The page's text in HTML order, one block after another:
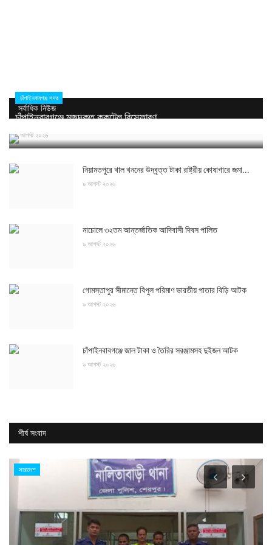
সর্বাধিক নিউজ
চাঁপাইনবাবগঞ্জ সদর
চাঁপাইনবাবগঞ্জে মজুদকৃত ককটেল বিস্ফোরণ
৯ আগস্ট ২০২৬
নিয়ামতপুরে খাল খননের উদ্বৃত্ত টাকা রাষ্ট্রীয় কোষাগারে জমা...
৯ আগস্ট ২০২৬
নাচোলে ৩২তম আন্তর্জাতিক আদিবাসী দিবস পালিত
৯ আগস্ট ২০২৬
গোমস্তাপুর সীমান্তে বিপুল পরিমাণ ভারতীয় পাতার বিড়ি আটক
৯ আগস্ট ২০২৬
চাঁপাইনবাবগঞ্জে জাল টাকা ও তৈরির সরঞ্জামসহ দুইজন আটক
৯ আগস্ট ২০২৬
শীর্ষ সংবাদ
সারাদেশ